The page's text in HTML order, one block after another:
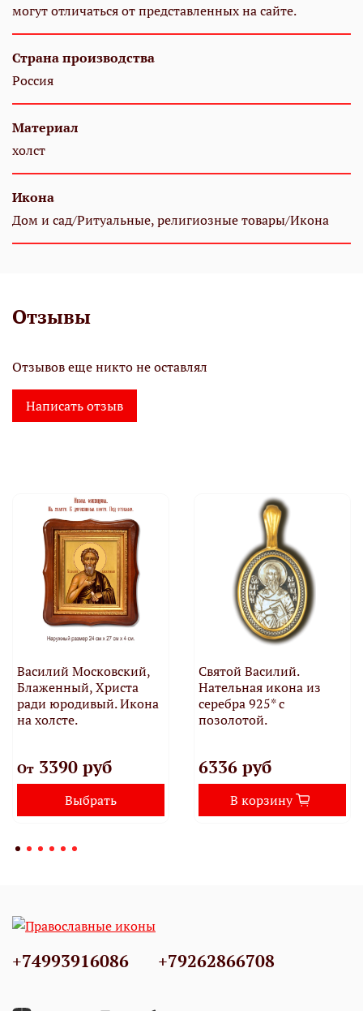
могут отличаться от представленных на сайте.
Страна производства
Россия
Материал
холст
Икона
Дом и сад/Ритуальные, религиозные товары/Икона
Отзывы
Отзывов еще никто не оставлял
Написать отзыв
Василий Московский,
Блаженный, Христа
ради юродивый. Икона
на холсте.
От3390 руб
Выбрать
Святой Василий.
Нательная икона из
серебра 925* с
позолотой.
6336 руб
В корзину
+74993916086 +79262866708